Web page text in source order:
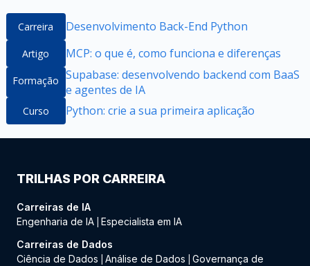
Carreira Desenvolvimento Back-End Python
Artigo MCP: o que é, como funciona e diferenças
Formação Supabase: desenvolvendo backend com BaaS
e agentes de IA
Curso Python: crie a sua primeira aplicação
TRILHAS POR CARREIRA
Carreiras de IA
Engenharia de IA Especialista em IA
Carreiras de Dados
Ciência de Dados
Análise de Dados
Governança de